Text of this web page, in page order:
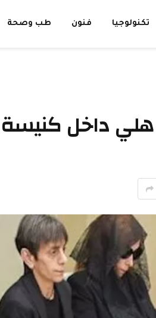
تكنولوجيا فنون طب وصحة
هلي داخل